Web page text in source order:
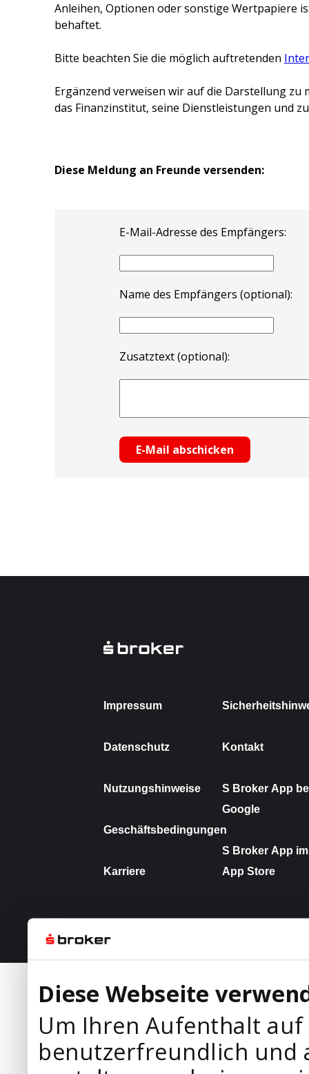
Diese Webseite
Um Ihren Aufenthalt
benutzerfreundlich und
Anleihen, Optionen oder sonstige Wertpapiere
behaftet.
Bitte beachten Sie die möglich auftretenden
Ergänzend verweisen wir auf die Darstellung
das Finanzinstitut, seine Dienstleistungen und
Diese Meldung an Freunde versenden:
E-Mail-Adresse des Empfängers:
Name des Empfängers (optional):
Zusatztext (optional):